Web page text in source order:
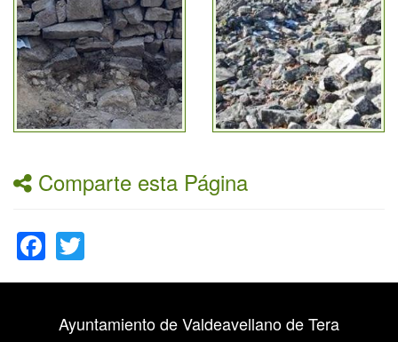
Comparte esta Página
Facebook
Ayuntamiento de Valdeavellano de Tera